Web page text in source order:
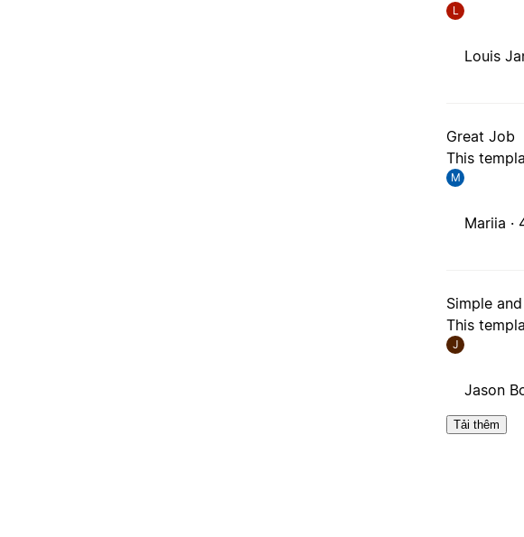
L
Louis
Great Job
This
M
Mariia ·
Simple
This
J
Jason
Tải thêm